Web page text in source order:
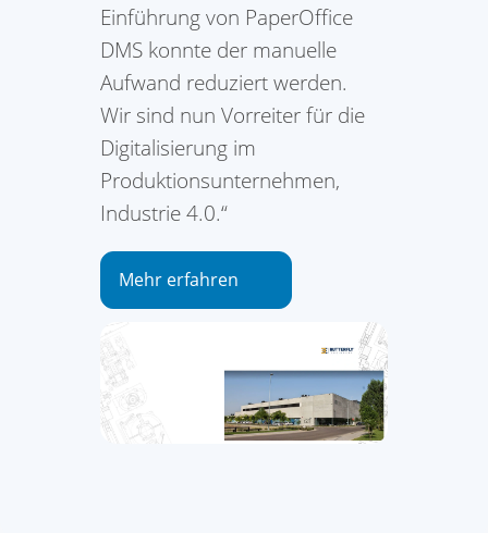
Einführung von PaperOffice
DMS konnte der manuelle
Aufwand reduziert werden.
Wir sind nun Vorreiter für die
Digitalisierung im
Produktionsunternehmen,
Industrie 4.0.“
Mehr erfahren